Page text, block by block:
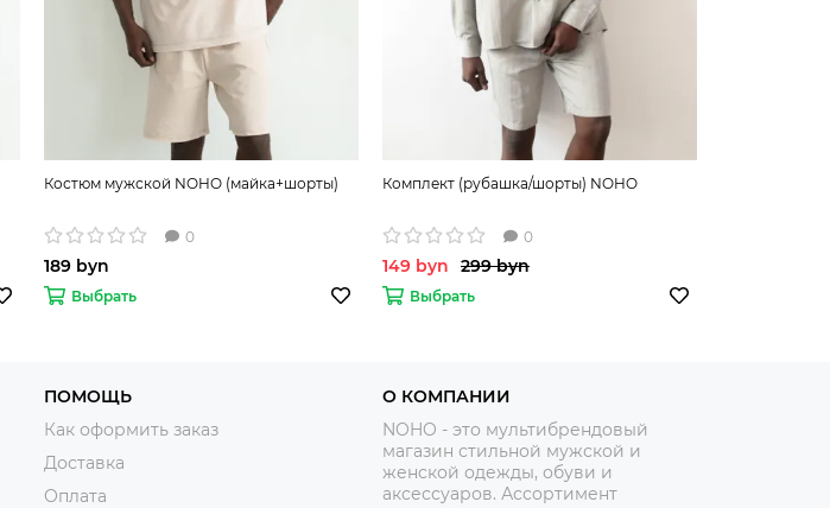
Костюм мужской NOHO (майка+шорты)
0
189 byn
Выбрать
Комплект (рубашка/шорты) NOHO
0
149 byn 299 byn
Выбрать
ПОМОЩЬ
Как оформить заказ
Доставка
Оплата
О КОМПАНИИ
NOHO - это мультибрендовый
магазин стильной мужской и
женской одежды, обуви и
аксессуаров. Ассортимент